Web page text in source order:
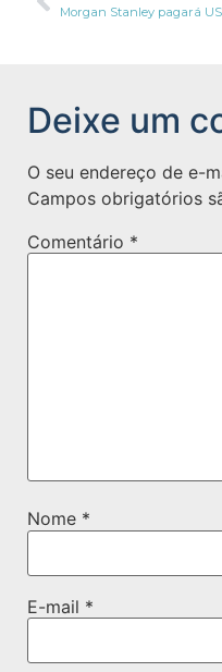
Deixe um
O seu endereço de e-
Campos obrigatórios
Comentário *
Nome *
E-mail *